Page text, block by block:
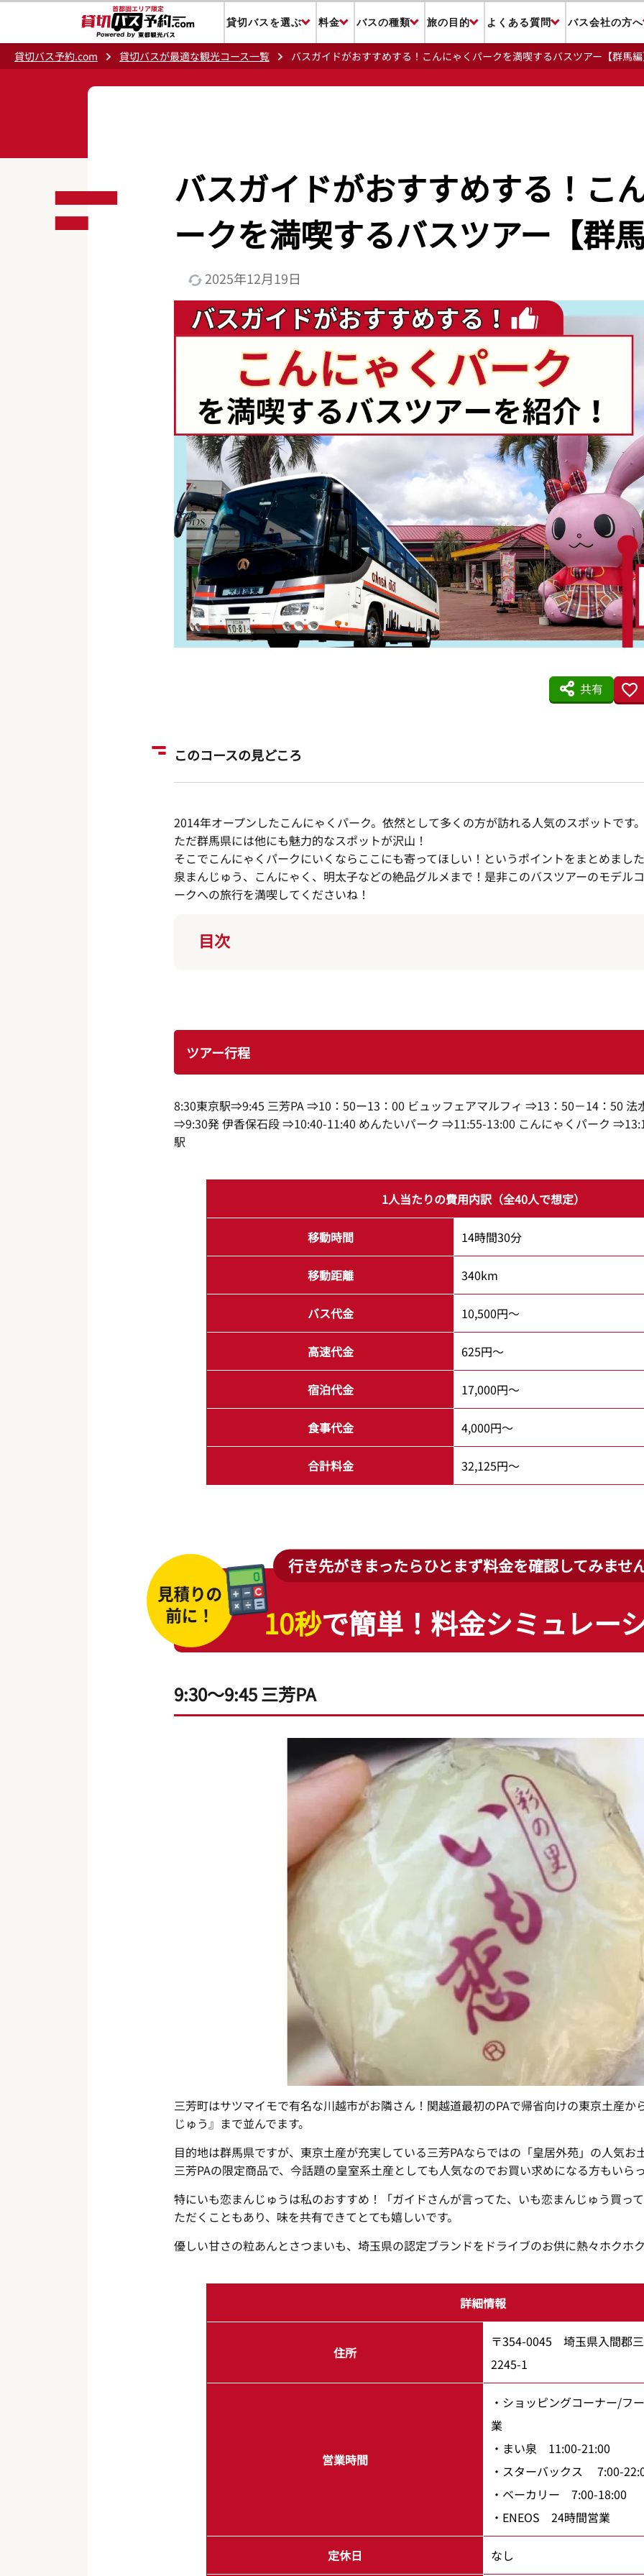
貸切バスを選ぶ 料金 バスの種類 旅の目的 よくある質問 バス会社の方へ
貸切バス予約.com 貸切バスが最適な観光コース一覧 バスガイドがおすすめする！こんにゃくパークを満喫するバスツアー【群馬
バスガイドがおすすめする！こ
ークを満喫するバスツアー【群
2025年12月19日
共有
このコースの見どころ
2014年オープンしたこんにゃくパーク。依然として多くの方が訪れる人気のスポットです
ただ群馬県には他にも魅力的なスポットが沢山！
そこでこんにゃくパークにいくならここにも寄ってほしい！というポイントをまとめまし
泉まんじゅう、こんにゃく、明太子などの絶品グルメまで！是非このバスツアーのモデル
ークへの旅行を満喫してくださいね！
目次
ツアー行程
8:30東京駅⇒9:45 三芳PA ⇒10：50ー13：00 ビュッフェアマルフィ ⇒13：50－14：50
⇒9:30発 伊香保石段 ⇒10:40-11:40 めんたいパーク ⇒11:55-13:00 こんにゃくパーク
駅
1人当たりの費用内訳（全40人で想定）
移動時間 14時間30分
移動距離 340km
バス代金 10,500円～
高速代金 625円～
宿泊代金 17,000円～
食事代金 4,000円～
合計料金 32,125円～
行き先がきまったらひとまず料金を確認してみませ
10秒で簡単！ 料金シミュレー
9:30～9:45 三芳PA
三芳町はサツマイモで有名な川越市がお隣さん！関越道最初のPAで帰省向けの東京土産か
じゅう』まで並んでます。
目的地は群馬県ですが、東京土産が充実している三芳PAならではの「皇居外苑」の人気お
三芳PAの限定商品で、今話題の皇室系土産としても人気なのでお買い求めになる方もいら
特にいも恋まんじゅうは私のおすすめ！「ガイドさんが言ってた、いも恋まんじゅう買っ
ただくこともあり、味を共有できてとても嬉しいです。
優しい甘さの粒あんとさつまいも、埼玉県の認定ブランドをドライブのお供に熱々ホクホ
詳細情報
住所
〒354-0045 埼玉県入間郡
2245-1
営業時間
・ショッピングコーナー/
業
・まい泉 11:00-21:00
・スターバックス 7:00-
・ベーカリー 7:00-18:00
・ENEOS 24時間営業
定休日 なし